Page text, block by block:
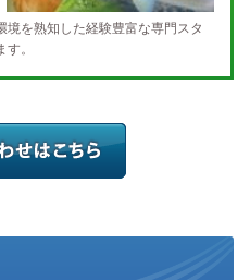
境を熟知した経験豊富な専門スタ
。